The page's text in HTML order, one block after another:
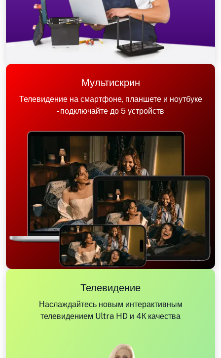
Мультискрин
Телевидение на смартфоне, планшете и ноутбуке
- подключайте до 5 устройств
Телевидение
Наслаждайтесь новым интерактивным
телевидением Ultra HD и 4К качества